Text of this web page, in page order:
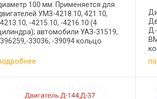
100 мм. Применяется для
УМЗ-4218.10, 421.10,
-4215.10, -4216.10 (4
автомобили УАЗ-31519,
33036, -39094 кольцо
2.00 мм Радиальная